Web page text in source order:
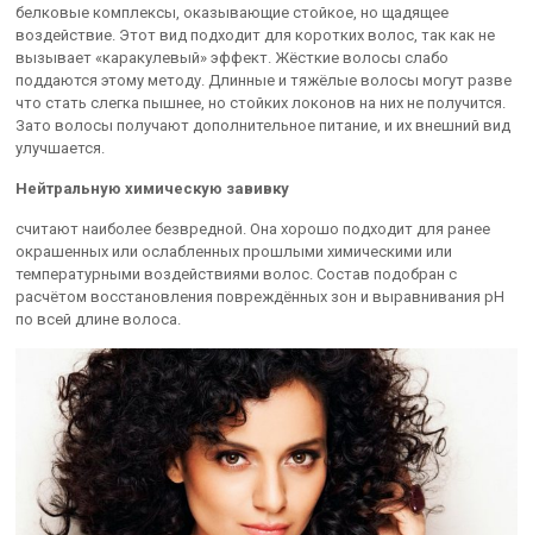
белковые комплексы, оказывающие стойкое, но щадящее
воздействие. Этот вид подходит для коротких волос, так как не
вызывает «каракулевый» эффект. Жёсткие волосы слабо
поддаются этому методу. Длинные и тяжёлые волосы могут разве
что стать слегка пышнее, но стойких локонов на них не получится.
Зато волосы получают дополнительное питание, и их внешний вид
улучшается.
Нейтральную химическую завивку
считают наиболее безвредной. Она хорошо подходит для ранее
окрашенных или ослабленных прошлыми химическими или
температурными воздействиями волос. Состав подобран с
расчётом восстановления повреждённых зон и выравнивания pH
по всей длине волоса.